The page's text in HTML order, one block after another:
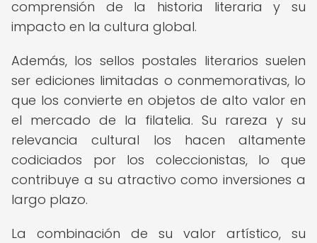
comprensión de la historia literaria y su
impacto en la cultura global.
Además, los sellos postales literarios suelen
ser ediciones limitadas o conmemorativas, lo
que los convierte en objetos de alto valor en
el mercado de la filatelia. Su rareza y su
relevancia cultural los hacen altamente
codiciados por los coleccionistas, lo que
contribuye a su atractivo como inversiones a
largo plazo.
La combinación de su valor artístico, su